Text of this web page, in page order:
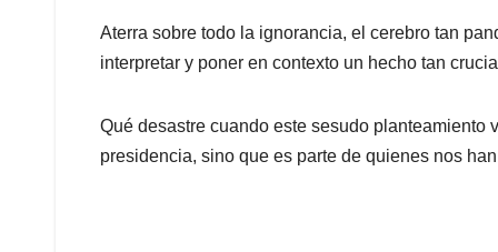
Aterra sobre todo la ignorancia, el cerebro tan
interpretar y poner en contexto un hecho tan
Qué desastre cuando este sesudo
presidencia, sino que es parte de quienes nos